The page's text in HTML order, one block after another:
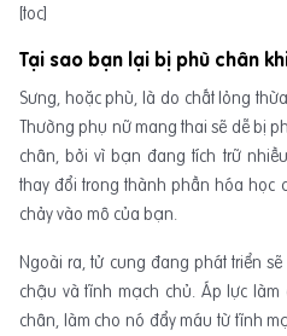
[toc]
Tại sao bạn lại bị phù chân
Sưng, hoặc phù, là do chất lỏng
Thường phụ nữ mang thai sẽ dễ bị
chân, bởi vì bạn đang tích trữ
thay đổi trong thành phần hóa học
chảy vào mô của bạn.
Ngoài ra, tử cung đang phát triển
chậu và tĩnh mạch chủ. Áp lực
chân, làm cho nó đẩy máu từ tĩnh